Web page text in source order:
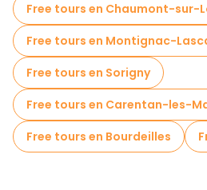
Free tours en Chaumont-sur-
Free tours en Montignac-
Free tours en Sorigny
Free tours en Carentan-les-
Free tours en Bourdeilles